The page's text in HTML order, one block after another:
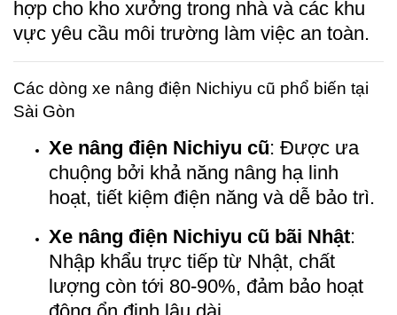
hợp cho kho xưởng trong nhà và các khu
vực yêu cầu môi trường làm việc an toàn.
Các dòng xe nâng điện Nichiyu cũ phổ biến tại
Sài Gòn
Xe nâng điện Nichiyu cũ: Được ưa
chuộng bởi khả năng nâng hạ linh
hoạt, tiết kiệm điện năng và dễ bảo trì.
Xe nâng điện Nichiyu cũ bãi Nhật:
Nhập khẩu trực tiếp từ Nhật, chất
lượng còn tới 80-90%, đảm bảo hoạt